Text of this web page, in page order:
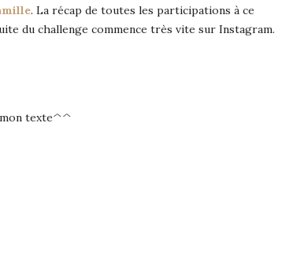
. La récap de toutes les participations à ce
du challenge commence très vite sur Instagram.
mon texte^^